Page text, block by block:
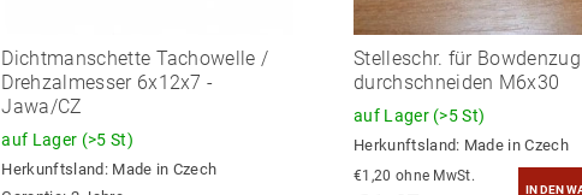
Dichtmanschette Tachowelle /
Drehzalmesser 6x12x7 -
Jawa/CZ
auf Lager (>5 St)
Herkunftsland: Made in Czech
Stelleschr. für Bowdenzug
durchschneiden M6x30
auf Lager (>5 St)
Herkunftsland: Made in Czech
€1,20 ohne MwSt.